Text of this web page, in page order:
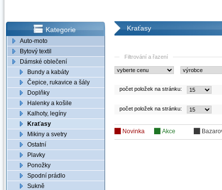
Kategorie
Auto-moto
Bytový textil
Dámské oblečení
Bundy a kabáty
Čepice, rukavice a šály
Doplňky
Halenky a košile
Kalhoty, legíny
Kraťasy
Mikiny a svetry
Ostatní
Plavky
Ponožky
Spodní prádlo
Sukně
Kraťasy
Filtrování a řazení
počet položek na stránku:
počet položek na stránku:
Novinka Akce